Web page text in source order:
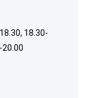
18.30-
20.00